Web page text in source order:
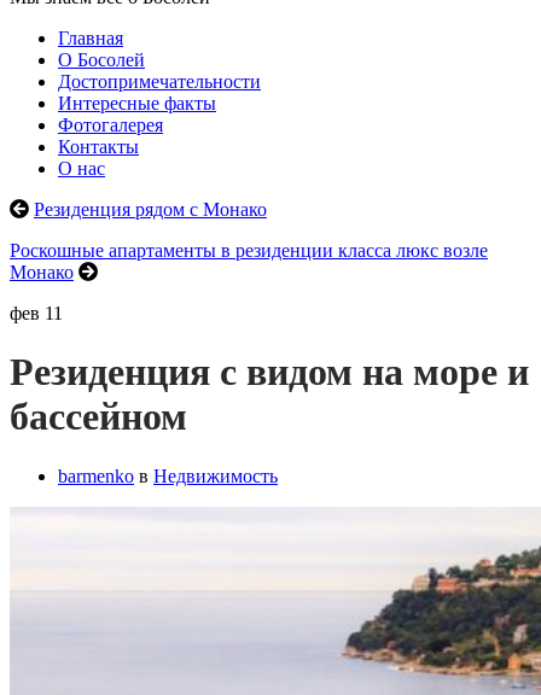
Главная
О Босолей
Достопримечательности
Интересные факты
Фотогалерея
Контакты
О нас
Резиденция рядом с Монако
Роскошные апартаменты в резиденции класса люкс возле
Монако
фев 11
Резиденция с видом на море и
бассейном
barmenko в Недвижимость